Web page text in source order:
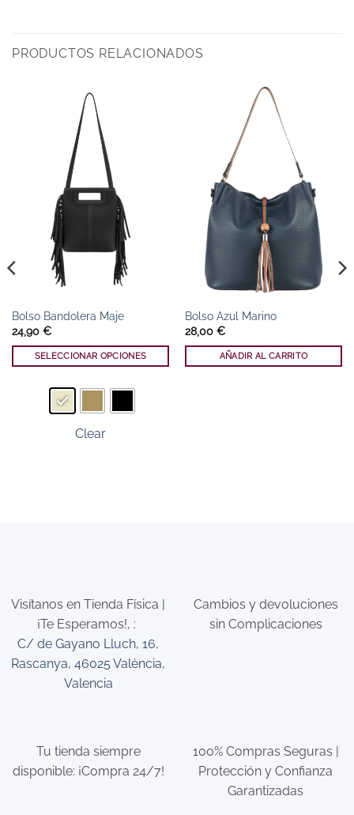
PRODUCTOS RELACIONADOS
Bolso Bandolera Maje
24,90 €
SELECCIONAR OPCIONES
producto
producto
Clear
Bolso Azul Marino
28,00 €
AÑADIR AL CARRITO
Visítanos en Tienda Física |
¡Te Esperamos!, :
C/ de Gayano Lluch, 16,
Rascanya, 46025 València,
Valencia
Cambios y devoluciones
sin Complicaciones
Tu tienda siempre
disponible: ¡Compra 24/7!
100% Compras Seguras |
Protección y Confianza
Garantizadas